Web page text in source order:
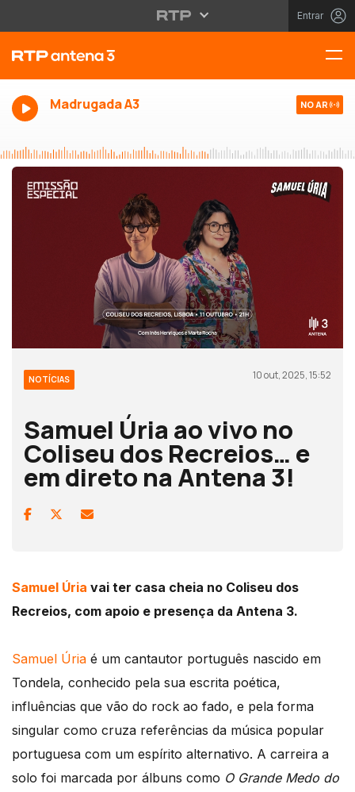
Entrar
Madrugada A3 NO AR
NOTÍCIAS 10 out, 2025, 15:52
Samuel Úria ao vivo no
Coliseu dos Recreios… e
em direto na Antena 3!
Samuel Úria vai ter casa cheia no Coliseu dos
Recreios, com apoio e presença da Antena 3.
Samuel Úria é um cantautor português nascido em
Tondela, conhecido pela sua escrita poética,
influências que vão do rock ao fado, e pela forma
singular como cruza referências da música popular
portuguesa com um espírito alternativo. A carreira a
solo foi marcada por álbuns como O Grande Medo do